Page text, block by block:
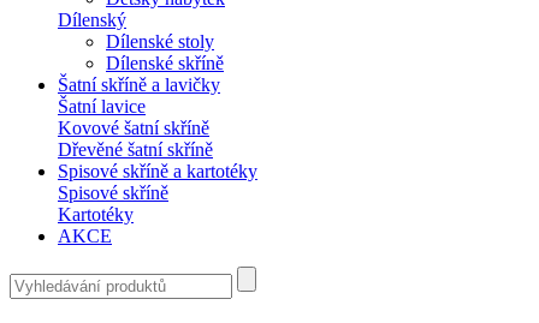
Dílenský
Dílenské stoly
Dílenské skříně
Šatní skříně a lavičky
Šatní lavice
Kovové šatní skříně
Dřevěné šatní skříně
Spisové skříně a kartotéky
Spisové skříně
Kartotéky
AKCE